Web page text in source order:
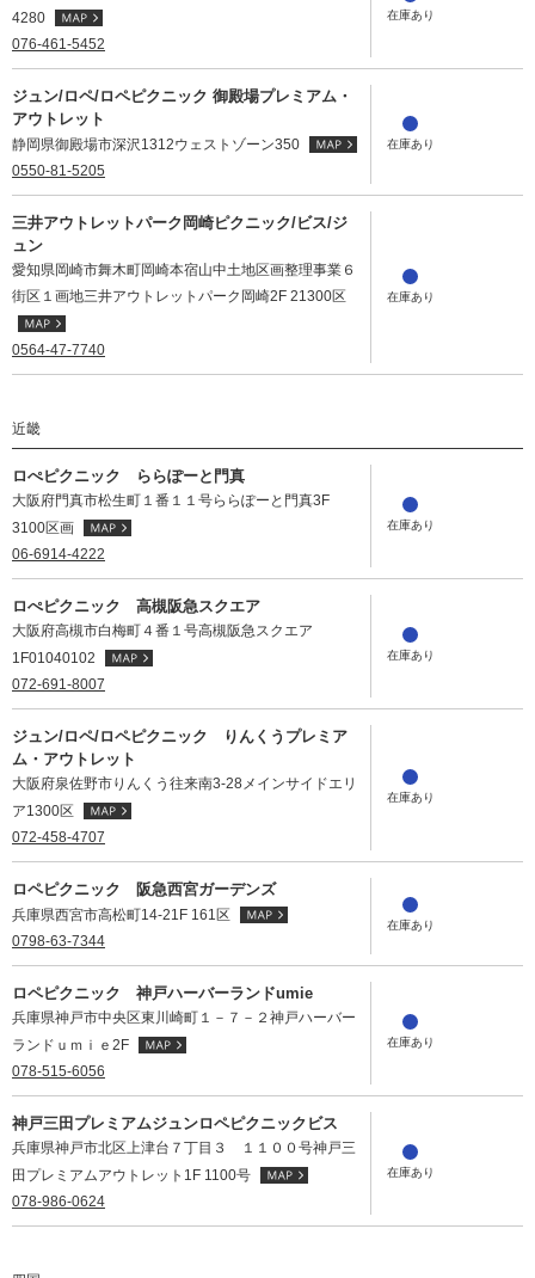
4280
076-461-5452
ジュン/ロペ/ロペピクニック 御殿場プレミアム・
アウトレット
静岡県御殿場市深沢1312ウェストゾーン350
0550-81-5205
三井アウトレットパーク岡崎ピクニック/ビス/ジ
ュン
愛知県岡崎市舞木町岡崎本宿山中土地区画整理事業６
街区１画地三井アウトレットパーク岡崎2F 21300区
0564-47-7740
近畿
ロぺピクニック ららぽーと門真
大阪府門真市松生町１番１１号ららぽーと門真3F
3100区画
06-6914-4222
ロぺピクニック 高槻阪急スクエア
大阪府高槻市白梅町４番１号高槻阪急スクエア
1F01040102
072-691-8007
ジュン/ロペ/ロペピクニック りんくうプレミア
ム・アウトレット
大阪府泉佐野市りんくう往来南3-28メインサイドエリ
ア1300区
072-458-4707
ロペピクニック 阪急西宮ガーデンズ
兵庫県西宮市高松町14-21F 161区
0798-63-7344
ロペピクニック 神戸ハーバーランドumie
兵庫県神戸市中央区東川崎町１－７－２神戸ハーバー
ランドｕｍｉｅ2F
078-515-6056
神戸三田プレミアムジュンロペピクニックビス
兵庫県神戸市北区上津台７丁目３ １１００号神戸三
田プレミアムアウトレット1F 1100号
078-986-0624